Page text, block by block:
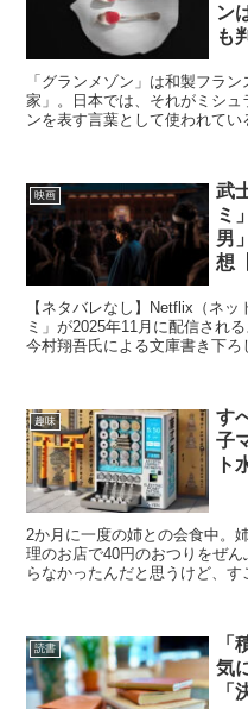
ン
も
「グランメゾン」は和製フラ
家」。日本では、それがミシ
ンを表す言葉として使われてい
映画
武
ミ
男
想
【ネタバレなし】Netflix（ネ
ミ」が2025年11月に配信され
今村翔吾氏による文庫書き下
趣味
す
子
ト
2か月に一度の姉との会食中。
理のお店で40円のおつりをぜ
らなかったんだと思うけど、す
読書
「
気
「